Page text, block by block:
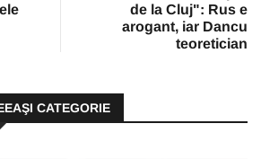
de la Cluj": Rus e
arogant, iar Dancu
teoretician
CATEGORIE